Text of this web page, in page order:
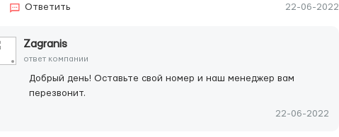
Ответить 22-06-2022
Zagranis
ответ компании
Добрый день! Оставьте свой номер и наш менеджер вам
перезвонит.
22-06-2022